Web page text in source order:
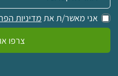
אני מאשר/ת את מדיניות
צרפו